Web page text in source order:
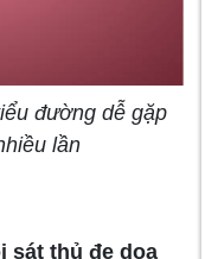
đường dễ gặp
lần
sát thủ đe dọa